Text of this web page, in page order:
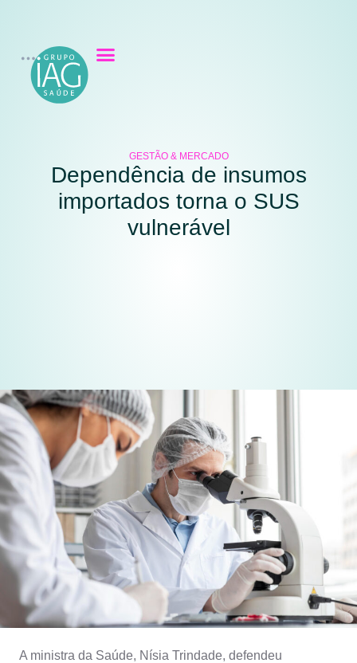
GESTÃO & MERCADO
Dependência de insumos
importados torna o SUS
vulnerável
A ministra da Saúde, Nísia Trindade, defendeu